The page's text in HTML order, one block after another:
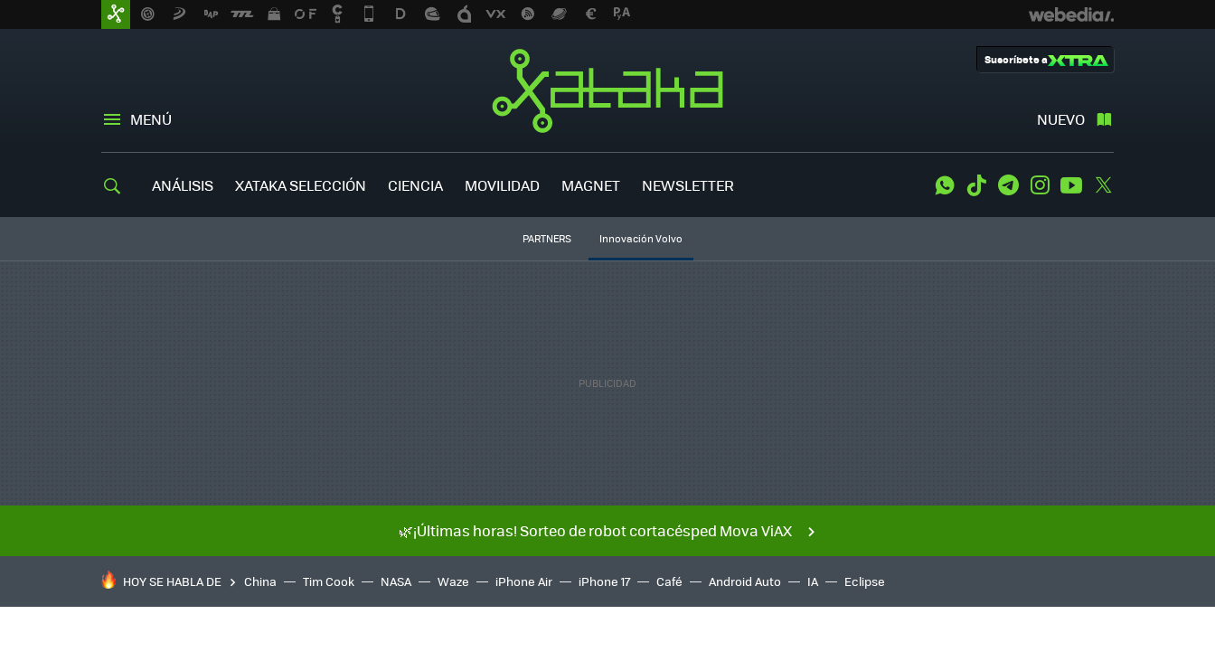
MENÚ NUEVO
Suscríbete a
ANÁLISIS XATAKA SELECCIÓN CIENCIA MOVILIDAD MAGNET NEWSLETTER WhatsApp
Tiktok TelegramInstagramYoutube
PARTNERS Innovación Volvo
🌿¡Últimas horas! Sorteo de robot cortacésped Mova ViAX
HOY SE HABLA DE China Tim Cook NASA Waze iPhone Air iPhone 17 Café Android Auto IA Eclipse